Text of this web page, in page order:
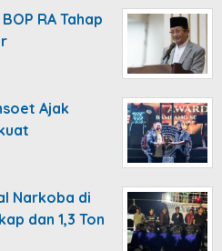
RA Tahap
Ajak
Narkoba di
dan 1,3 Ton